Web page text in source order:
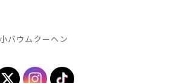
小バウムクーヘン